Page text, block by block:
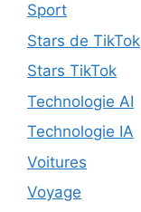
Sport
Stars de TikTok
Stars TikTok
Technologie AI
Technologie IA
Voitures
Voyage